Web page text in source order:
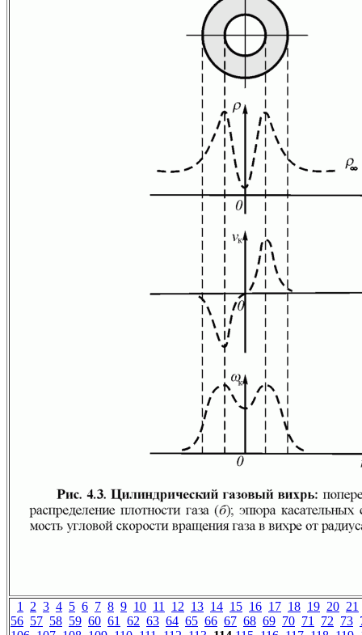
1 2 3 4 5 6 7 8 9 10 11 12 13 14 15 16 17 18 19 20 21
56 57 58 59 60 61 62 63 64 65 66 67 68 69 70 71 72 73